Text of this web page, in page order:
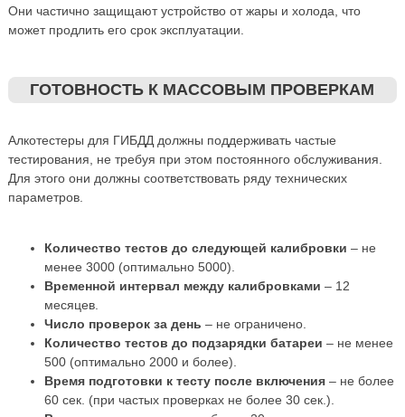
Они частично защищают устройство от жары и холода, что
может продлить его срок эксплуатации.
ГОТОВНОСТЬ К МАССОВЫМ ПРОВЕРКАМ
Алкотестеры для ГИБДД должны поддерживать частые
тестирования, не требуя при этом постоянного обслуживания.
Для этого они должны соответствовать ряду технических
параметров.
Количество тестов до следующей калибровки – не
менее 3000 (оптимально 5000).
Временной интервал между калибровками – 12
месяцев.
Число проверок за день – не ограничено.
Количество тестов до подзарядки батареи – не менее
500 (оптимально 2000 и более).
Время подготовки к тесту после включения– не более
60 сек. (при частых проверках не более 30 сек.).